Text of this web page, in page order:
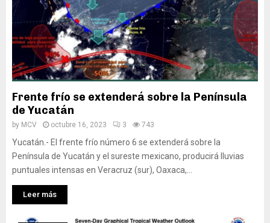
Frente frío se extenderá sobre la Península
de Yucatán
by MCV octubre 16, 2023 3 743
Yucatán.- El frente frío número 6 se extenderá sobre la
Península de Yucatán y el sureste mexicano, producirá lluvias
puntuales intensas en Veracruz (sur), Oaxaca,...
Leer más